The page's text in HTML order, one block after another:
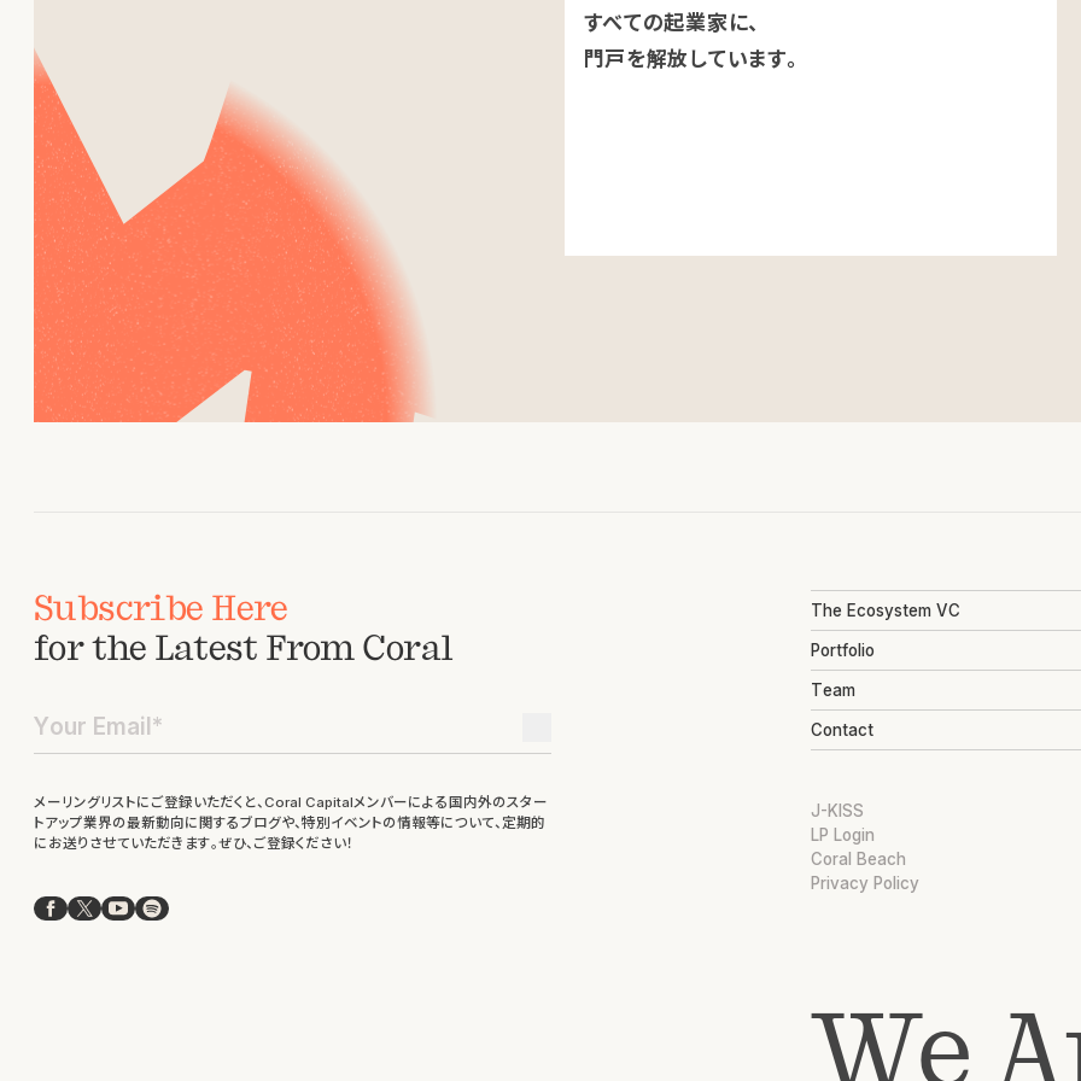
すべての起業家に、
門戸を解放しています。
Subscribe Here
for the Latest From Coral
メーリングリストにご登録いただくと、Coral Capitalメンバーによる国内外のスター
トアップ業界の最新動向に関するブログや、特別イベントの情報等について、定期的
にお送りさせていただきます。ぜひ、ご登録ください！
Facebook
X YouTube
Spotify
The Ecosystem VC
Portfolio
Team
Contact
J-KISS
LP Login
Coral Beach
Privacy Policy
We